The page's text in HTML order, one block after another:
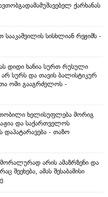
ქარხანას
სააკაშვილის სისხლიან რეჟიმს -
დიდი ხანია სურთ რუსული
სურს და თავის ბალისტიკურ
ომი გააგრძელოს -
ხელისუფლება მორიგ
და საქართველოს
დაპატარავება - თაზო
მორალურად არის ამაზრზენი და
შეეხება, ამას შესაბამისი